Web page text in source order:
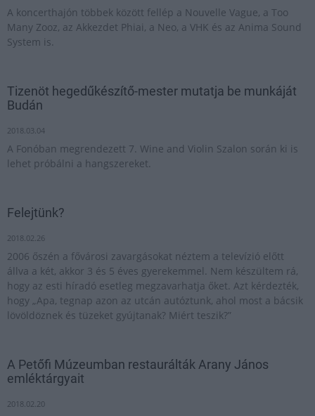
A koncerthajón többek között fellép a Nouvelle Vague, a Too
Many Zooz, az Akkezdet Phiai, a Neo, a VHK és az Anima Sound
System is.
Tizenöt hegedűkészítő-mester mutatja be munkáját
Budán
2018.03.04
A Fonóban megrendezett 7. Wine and Violin Szalon során ki is
lehet próbálni a hangszereket.
Felejtünk?
2018.02.26
2006 őszén a fővárosi zavargásokat néztem a televízió előtt
állva a két, akkor 3 és 5 éves gyerekemmel. Nem készültem rá,
hogy az esti híradó esetleg megzavarhatja őket. Azt kérdezték,
hogy „Apa, tegnap azon az utcán autóztunk, ahol most a bácsik
lövöldöznek és tüzeket gyújtanak? Miért teszik?”
A Petőfi Múzeumban restaurálták Arany János
emléktárgyait
2018.02.20